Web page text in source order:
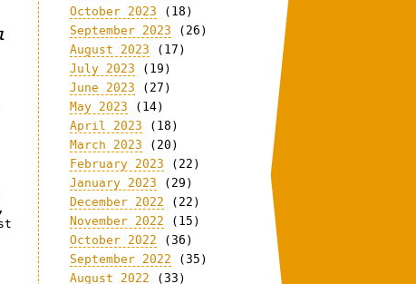
October 2023 (18)
September 2023 (26)
August 2023 (17)
July 2023 (19)
June 2023 (27)
May 2023 (14)
April 2023 (18)
March 2023 (20)
February 2023 (22)
January 2023 (29)
December 2022 (22)
November 2022 (15)
October 2022 (36)
September 2022 (35)
August 2022 (33)